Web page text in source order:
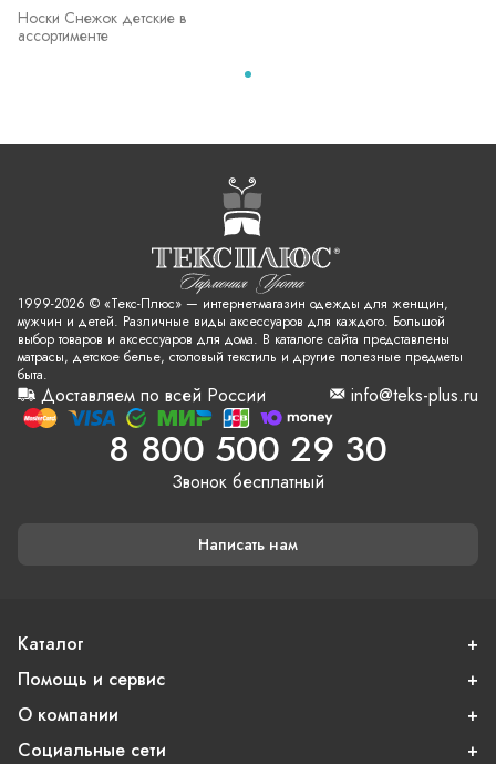
Носки Снежок детские в
ассортименте
1999-2026 © «Текс-Плюс» — интернет-магазин одежды для женщин,
мужчин и детей. Различные виды аксессуаров для каждого. Большой
выбор товаров и аксессуаров для дома. В каталоге сайта представлены
матрасы, детское белье, столовый текстиль и другие полезные предметы
быта.
Доставляем по всей России info@teks-plus.ru
8 800 500 29 30
Звонок бесплатный
Написать нам
Каталог
Помощь и сервис
О компании
Социальные сети